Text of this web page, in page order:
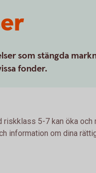
som stängda
fonder.
riskklass 5-7 kan öka
information om dina